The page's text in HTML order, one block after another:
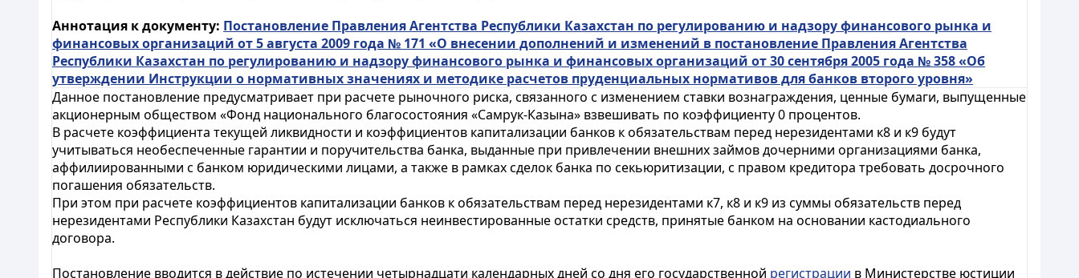
Аннотация к документу: Постановление Правления Агентства Республики Казахстан по регулированию и надзору финансового рынка и
финансовых организаций от 5 августа 2009 года № 171 «О внесении дополнений и изменений в постановление Правления Агентства
Республики Казахстан по регулированию и надзору финансового рынка и финансовых организаций от 30 сентября 2005 года № 358 «Об
утверждении Инструкции о нормативных значениях и методике расчетов пруденциальных нормативов для банков второго уровня»
Данное постановление предусматривает при расчете рыночного риска, связанного с изменением ставки вознаграждения, ценные бумаги, выпущенные
акционерным обществом «Фонд национального благосостояния «Самрук-Казына» взвешивать по коэффициенту 0 процентов.
В расчете коэффициента текущей ликвидности и коэффициентов капитализации банков к обязательствам перед нерезидентами к8 и к9 будут
учитываться необеспеченные гарантии и поручительства банка, выданные при привлечении внешних займов дочерними организациями банка,
аффилиированными с банком юридическими лицами, а также в рамках сделок банка по секьюритизации, с правом кредитора требовать досрочного
погашения обязательств.
При этом при расчете коэффициентов капитализации банков к обязательствам перед нерезидентами к7, к8 и к9 из суммы обязательств перед
нерезидентами Республики Казахстан будут исключаться неинвестированные остатки средств, принятые банком на основании кастодиального
договора.
Постановление вводится в действие по истечении четырнадцати календарных дней со дня его государственной регистрации в Министерстве юстиции